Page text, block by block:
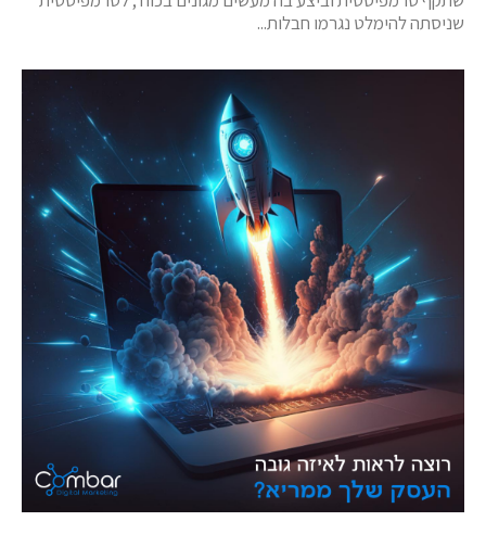
שניסתה להימלט נגרמו חבלות...